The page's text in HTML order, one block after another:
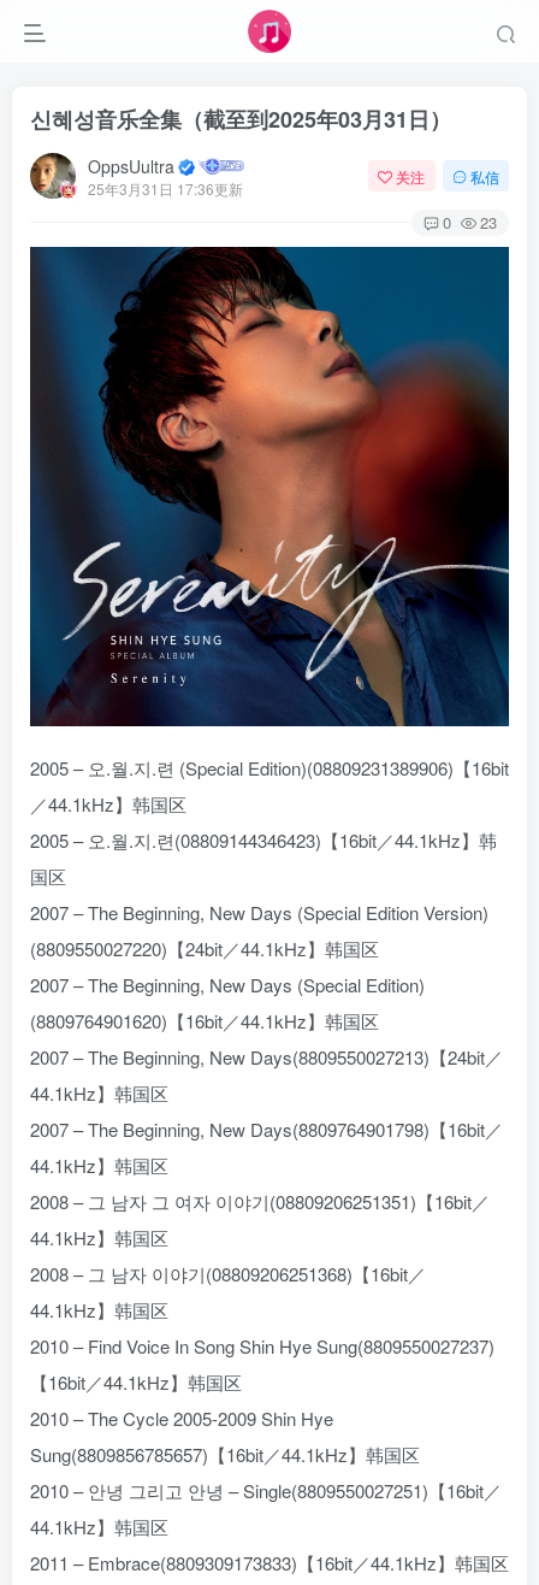
신혜성音乐全集（截至到2025年03月31日）
OppsUultra
25年3月31日 17:36更新
关注 私信
0 23
2005 – 오.월.지.련 (Special Edition)(08809231389906)【16bit
／44.1kHz】韩国区
2005 – 오.월.지.련(08809144346423)【16bit／44.1kHz】韩
国区
2007 – The Beginning, New Days (Special Edition Version)
(8809550027220)【24bit／44.1kHz】韩国区
2007 – The Beginning, New Days (Special Edition)
(8809764901620)【16bit／44.1kHz】韩国区
2007 – The Beginning, New Days(8809550027213)【24bit／
44.1kHz】韩国区
2007 – The Beginning, New Days(8809764901798)【16bit／
44.1kHz】韩国区
2008 – 그 남자 그 여자 이야기(08809206251351)【16bit／
44.1kHz】韩国区
2008 – 그 남자 이야기(08809206251368)【16bit／
44.1kHz】韩国区
2010 – Find Voice In Song Shin Hye Sung(8809550027237)
【16bit／44.1kHz】韩国区
2010 – The Cycle 2005-2009 Shin Hye
Sung(8809856785657)【16bit／44.1kHz】韩国区
2010 – 안녕 그리고 안녕 – Single(8809550027251)【16bit／
44.1kHz】韩国区
2011 – Embrace(8809309173833)【16bit／44.1kHz】韩国区